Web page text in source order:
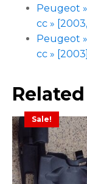
Peugeot »
cc »
Peugeot
cc »
Sale!